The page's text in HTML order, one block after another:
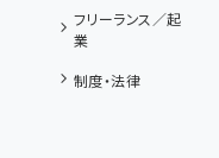
フリーランス／起
業
制度・法律